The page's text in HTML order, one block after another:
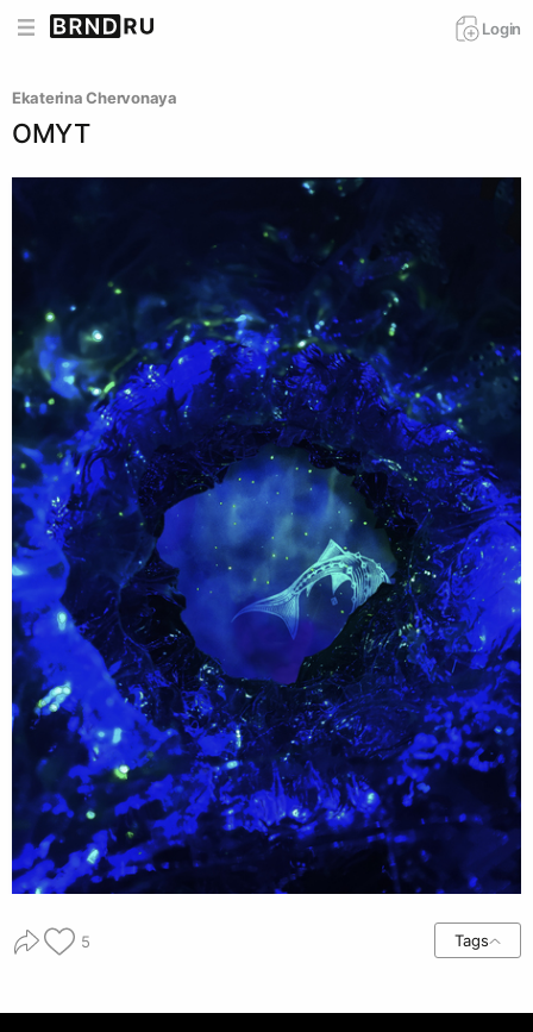
Login
Ekaterina Chervonaya
OMYT
5 Tags